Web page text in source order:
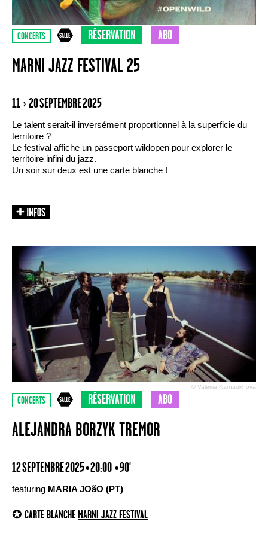
CONCERTS RÉSERVATION ABO
MARNI JAZZ FESTIVAL 25
11 › 20 SEPTEMBRE 2025
Le talent serait-il inversément proportionnel à la superficie du
territoire ?
Le festival affiche un passeport wildopen pour explorer le
territoire infini du jazz.
Un soir sur deux est une carte blanche !
© Valeriia Karnaukhova
CONCERTS RÉSERVATION ABO
ALEJANDRA BORZYK TREMOR
12 SEPTEMBRE 2025 • 20:00 • 90'
featuring MARIA JOãO (PT)
✪ CARTE BLANCHE MARNI JAZZ FESTIVAL